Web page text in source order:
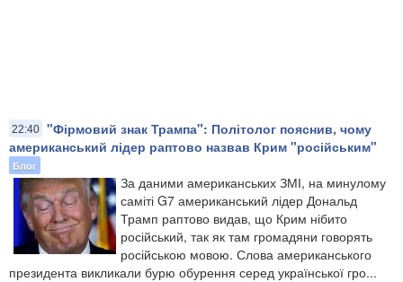
22:40 "Фірмовий знак Трампа": Політолог пояснив, чому
американський лідер раптово назвав Крим "російським"
Блог
За даними американських ЗМІ, на минулому
саміті G7 американський лідер Дональд
Трамп раптово видав, що Крим нібито
російський, так як там громадяни говорять
російською мовою. Слова американського
президента викликали бурю обурення серед української гро...